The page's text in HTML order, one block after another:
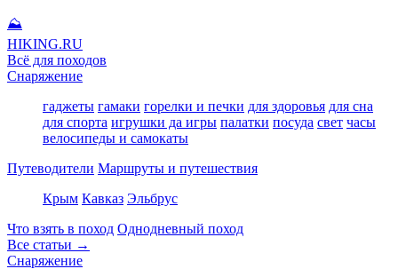
⛰
HIKING.RU
Всё для походов
Снаряжение
гаджеты гамаки горелки и печки для здоровья для сна
для спорта игрушки да игры палатки посуда свет часы
велосипеды и самокаты
Путеводители Маршруты и путешествия
Крым Кавказ Эльбрус
Что взять в поход Однодневный поход
Все статьи →
Снаряжение